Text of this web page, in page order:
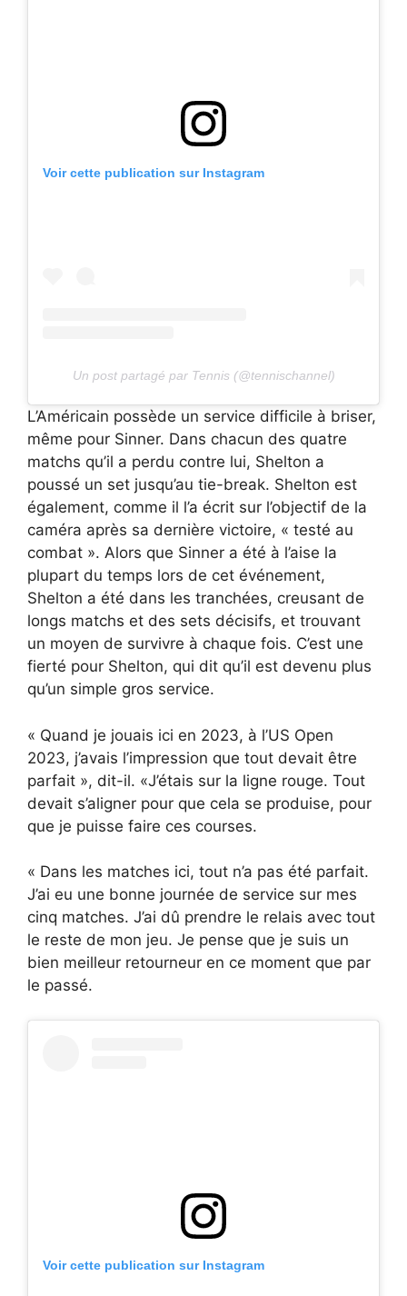
Voir cette publication sur Instagram
Un post partagé par Tennis (@tennischannel)
L’Américain possède un service difficile à briser,
même pour Sinner. Dans chacun des quatre
matchs qu’il a perdu contre lui, Shelton a
poussé un set jusqu’au tie-break. Shelton est
également, comme il l’a écrit sur l’objectif de la
caméra après sa dernière victoire, « testé au
combat ». Alors que Sinner a été à l’aise la
plupart du temps lors de cet événement,
Shelton a été dans les tranchées, creusant de
longs matchs et des sets décisifs, et trouvant
un moyen de survivre à chaque fois. C’est une
fierté pour Shelton, qui dit qu’il est devenu plus
qu’un simple gros service.
« Quand je jouais ici en 2023, à l’US Open
2023, j’avais l’impression que tout devait être
parfait », dit-il. «J’étais sur la ligne rouge. Tout
devait s’aligner pour que cela se produise, pour
que je puisse faire ces courses.
« Dans les matches ici, tout n’a pas été parfait.
J’ai eu une bonne journée de service sur mes
cinq matches. J’ai dû prendre le relais avec tout
le reste de mon jeu. Je pense que je suis un
bien meilleur retourneur en ce moment que par
le passé.
Voir cette publication sur Instagram